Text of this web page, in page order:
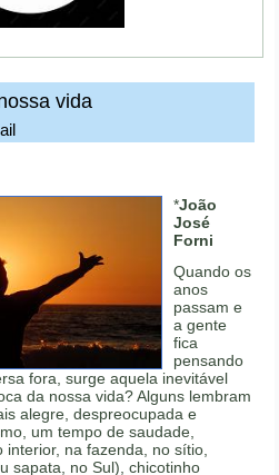
vida
*João
José
Forni
Quando os
anos
passam e
a gente
fica
pensando
fora, surge aquela inevitável
da nossa vida? Alguns lembram
alegre, despreocupada e
um tempo de saudade,
na fazenda, no sítio,
sapata, no Sul), chicotinho